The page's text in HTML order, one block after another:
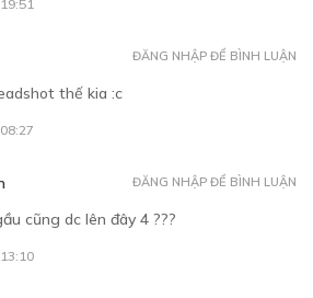
thế kia :c
ĐĂNG NHẬP ĐỂ BÌNH LUẬN
cũng dc lên đây 4 ???
ĐĂNG NHẬP ĐỂ BÌNH LUẬN